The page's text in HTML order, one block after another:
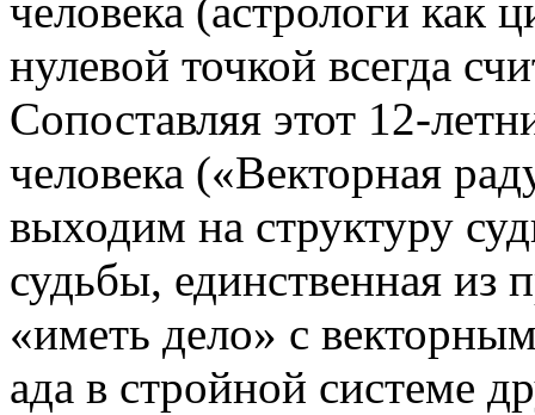
человека (астрологи как
нулевой точкой всегда
Сопоставляя этот 12-
человека («Векторная
выходим на структуру
судьбы, единственная из
«иметь дело» с
ада в стройной системе